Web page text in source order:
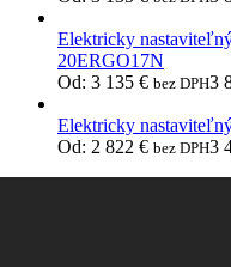
Elektricky
20ERGO17N
Od: 3 135 € bez DPH3
Elektricky
Od: 2 822 € bez DPH3